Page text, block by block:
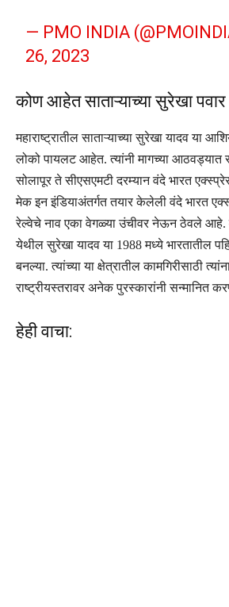
— PMO INDIA
26, 2023
कोण आहेत साताऱ्याच्या सुरेखा पवार
महाराष्ट्रातील साताऱ्याच्या सुरेखा यादव या
लोको पायलट आहेत. त्यांनी मागच्या आठवड्यात
सोलापूर ते सीएसएमटी दरम्यान वंदे भारत
मेक इन इंडियाअंतर्गत तयार केलेली वंदे भारत
रेल्वेचे नाव एका वेगळ्या उंचीवर नेऊन ठेवले आहे.
येथील सुरेखा यादव या 1988 मध्ये भारतातील
बनल्या. त्यांच्या या क्षेत्रातील कामगिरीसाठी
राष्ट्रीयस्तरावर अनेक पुरस्कारांनी सन्मानित
हेही वाचा: